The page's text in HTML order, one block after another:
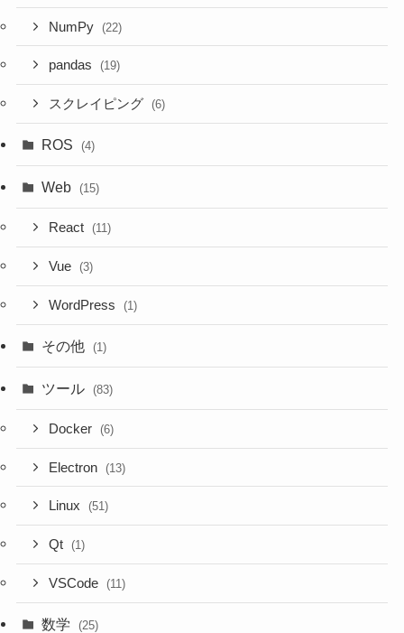
NumPy (22)
pandas (19)
スクレイピング (6)
ROS (4)
Web (15)
React (11)
Vue (3)
WordPress (1)
その他 (1)
ツール (83)
Docker (6)
Electron (13)
Linux (51)
Qt (1)
VSCode (11)
数学 (25)